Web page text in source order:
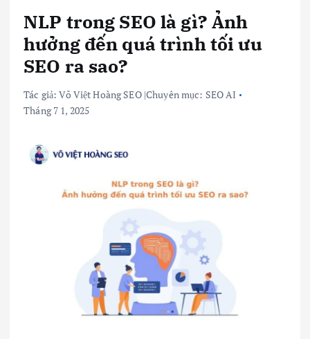
NLP trong SEO là gì? Ảnh
hưởng đến quá trình tối ưu
SEO ra sao?
Tác giả:Võ Việt Hoàng SEO|Chuyên mục: SEO AI
Tháng 7 1, 2025